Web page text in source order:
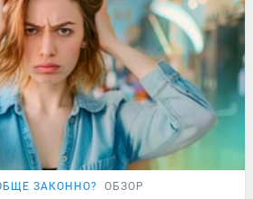
ЗАКОННО? ОБЗОР